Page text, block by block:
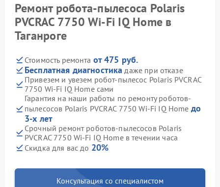
Ремонт робота-пылесоса Polaris
PVCRAC 7750 Wi-Fi IQ Home в
Таганроге
Стоимость ремонта от 475 руб.
Бесплатная диагностика даже при отказе
Привезем и увезем робот-пылесос Polaris PVCRAC
7750 Wi-Fi IQ Home сами
Гарантия на наши работы по ремонту роботов-
пылесосов Polaris PVCRAC 7750 Wi-Fi IQ Home до
3-х лет
Срочный ремонт роботов-пылесосов Polaris
PVCRAC 7750 Wi-Fi IQ Home в течении часа
Скидка для вас до 20%
Консультация со специалистом